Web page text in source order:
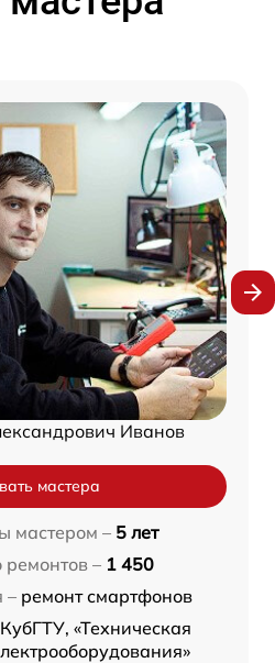
Иванов
мастера
мастером – 5 лет
– 1 450
– ремонт смартфонов
КубГТУ, «Техническая